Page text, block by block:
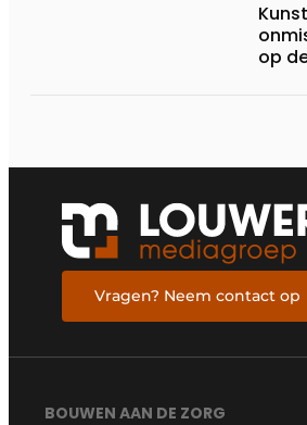
op
Vragen? Neem contact op
BOUWEN AAN DE ZORG